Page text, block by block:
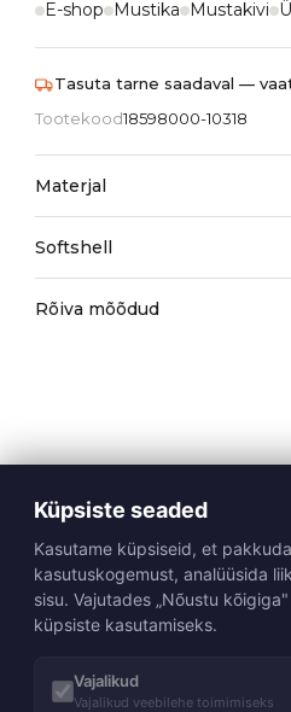
E-shop Mustika Mustakivi
Tasuta tarne saadaval —
Tootekood18598000-10318
Materjal
Softshell
Rõiva mõõdud
Küpsiste seaded
Kasutame küpsiseid, et
kasutuskogemust, analüüsida
sisu. Vajutades „Nõustu
küpsiste kasutamiseks.
Vajalikud
Vajalikud veebilehe toimimiseks